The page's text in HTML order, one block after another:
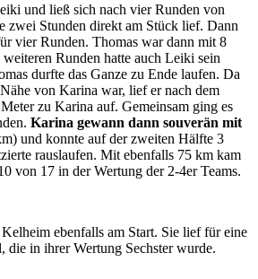
und ließ sich nach vier Runden von
zwei Stunden direkt am Stück lief. Dann
vier Runden. Thomas war dann mit 8
Runden hatte auch Leiki sein
durfte das Ganze zu Ende laufen. Da
von Karina war, lief er nach dem
zu Karina auf. Gemeinsam ging es
Karina gewann dann souverän mit
und konnte auf der zweiten Hälfte 3
rauslaufen. Mit ebenfalls 75 km kam
von 17 in der Wertung der 2-4er Teams.
ebenfalls am Start. Sie lief für eine
in ihrer Wertung Sechster wurde.